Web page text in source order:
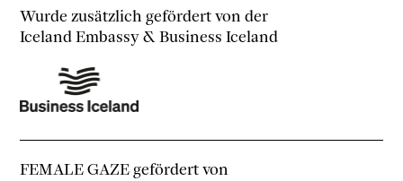
Wurde zusätzlich gefördert von der
Iceland Embassy & Business Iceland
FEMALE GAZE gefördert von